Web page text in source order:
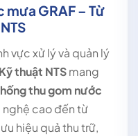
GRAF – Từ
vực xử lý và quản lý
thuật NTSmang
thu gom nước
cao đến từ
hiệu quả thu trữ,